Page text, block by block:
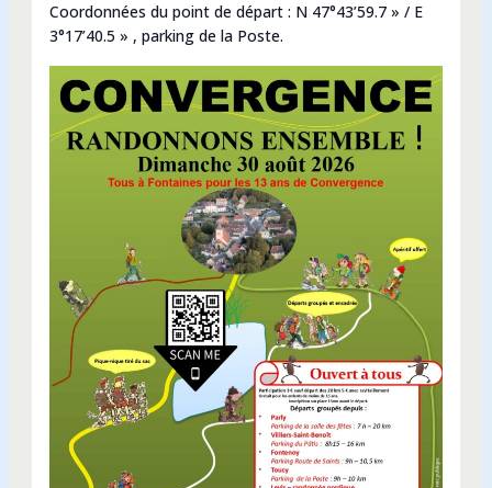
Coordonnées du point de départ : N 47°43’59.7 » / E
3°17’40.5 » , parking de la Poste.